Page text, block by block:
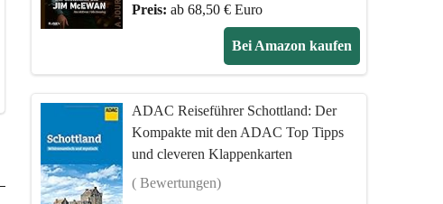
Preis: ab 68,50 € Euro
Bei Amazon kaufen
ADAC Reiseführer Schottland: Der
Kompakte mit den ADAC Top Tipps
und cleveren Klappenkarten
( Bewertungen)